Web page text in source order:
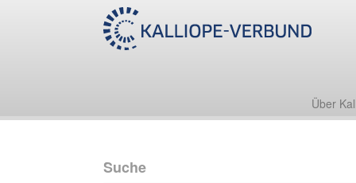
Über
Suche